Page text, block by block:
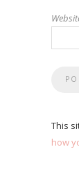
This
how